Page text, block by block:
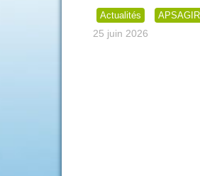
Actualités APSAGIR
25 juin 2026